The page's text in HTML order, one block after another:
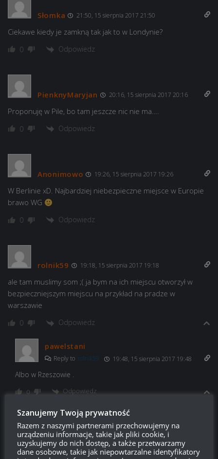
Słomka 21:50, 15 sierpnia 2017 21:50
Ciekawe kiedy je zamkną tak jak to w Londynie?
0 Odpowiedz
PienknyMaryjan 20:16, 15 sierpnia 2017 20:16
Proponuję w Pile, bo tam jeszcze nic nie ma….
0 Odpowiedz
Anonimowo 19:26, 15 sierpnia 2017 19:26
W Berlinie xD. Najbardziej niebezpieczne miejsce w Europie
brawo WG
0 Odpowiedz
rolnik59 19:18, 15 sierpnia 2017 19:18
ale tam muslimy som ;( ja bym na ich miejscu otworzył w
bezpieczniejszym miejscu na przykład na pradze w
warszawie
0 Odpowiedz
pawelstani
Reply to rolnik59 19:48, 15 sierpnia 2017 19:48
Albo w Rzeszowie .
0 Odpowiedz
spart
Reply topawelstani 19:51, 15 sierpnia 2017 19:51
w sosnowcu:)
Szanujemy Twoją prywatność
Razem z naszymi partnerami przechowujemy na
urządzeniu informacje, takie jak pliki cookie, i
uzyskujemy do nich dostęp, a także przetwarzamy
dane osobowe, takie jak niepowtarzalne identyfikatory